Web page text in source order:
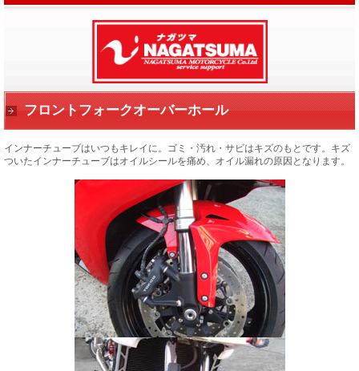
フロントフォークオーバーホール
インナーチューブはいつもキレイに。ゴミ・汚れ・サビはキズのもとです。 キズ
ついたインナーチューブはオイルシールを痛め、オイル漏れの原因となります。